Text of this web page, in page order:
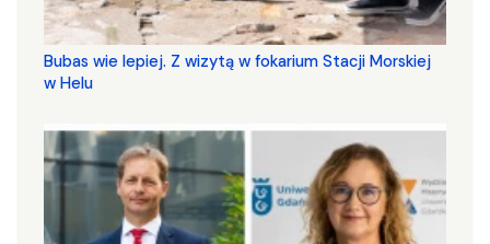
Bubas wie lepiej. Z wizytą w fokarium Stacji Morskiej
w Helu